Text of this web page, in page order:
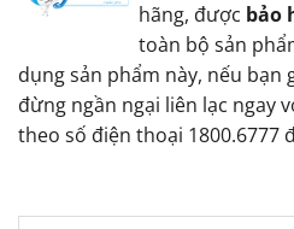
hãng, được bảo
toàn bộ sản
dụng sản phẩm này, nếu bạn
đừng ngần ngại liên lạc ngay
theo số điện thoại 1800.6777